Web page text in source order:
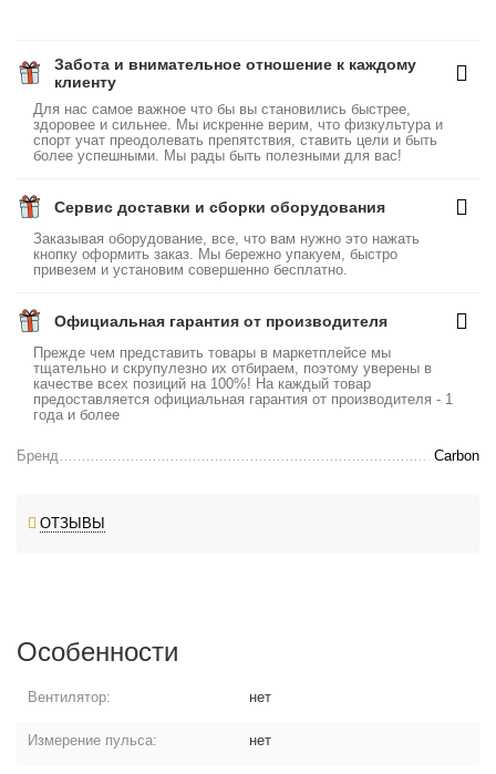
Забота и внимательное отношение к каждому
клиенту
Для нас самое важное что бы вы становились быстрее,
здоровее и сильнее. Мы искренне верим, что физкультура и
спорт учат преодолевать препятствия, ставить цели и быть
более успешными. Мы рады быть полезными для вас!
Сервис доставки и сборки оборудования
Заказывая оборудование, все, что вам нужно это нажать
кнопку оформить заказ. Мы бережно упакуем, быстро
привезем и установим совершенно бесплатно.
Официальная гарантия от производителя
Прежде чем представить товары в маркетплейсе мы
тщательно и скрупулезно их отбираем, поэтому уверены в
качестве всех позиций на 100%! На каждый товар
предоставляется официальная гарантия от производителя - 1
года и более
Бренд Carbon
ОТЗЫВЫ
Особенности
Вентилятор: нет
Измерение пульса: нет